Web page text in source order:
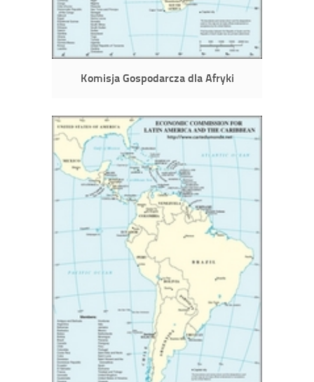
Komisja Gospodarcza dla Afryki